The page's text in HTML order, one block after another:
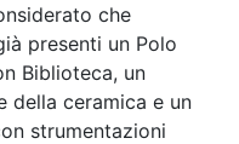
che
presenti un Polo
Biblioteca, un
della ceramica e un
strumentazioni